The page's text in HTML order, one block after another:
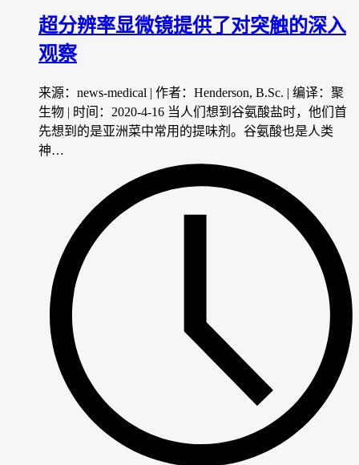
超分辨率显微镜提供了对突触的深入
观察
来源：news-medical | 作者：Henderson, B.Sc. | 编译：聚
生物 | 时间：2020-4-16 当人们想到谷氨酸盐时，他们首
先想到的是亚洲菜中常用的提味剂。谷氨酸也是人类
神…